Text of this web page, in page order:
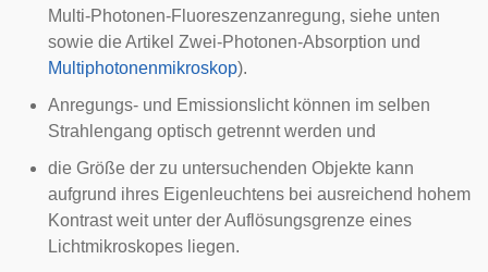
Multi-Photonen-Fluoreszenzanregung, siehe unten
sowie die Artikel Zwei-Photonen-Absorption und
Multiphotonenmikroskop).
Anregungs- und Emissionslicht können im selben
Strahlengang optisch getrennt werden und
die Größe der zu untersuchenden Objekte kann
aufgrund ihres Eigenleuchtens bei ausreichend hohem
Kontrast weit unter der Auflösungsgrenze eines
Lichtmikroskopes liegen.